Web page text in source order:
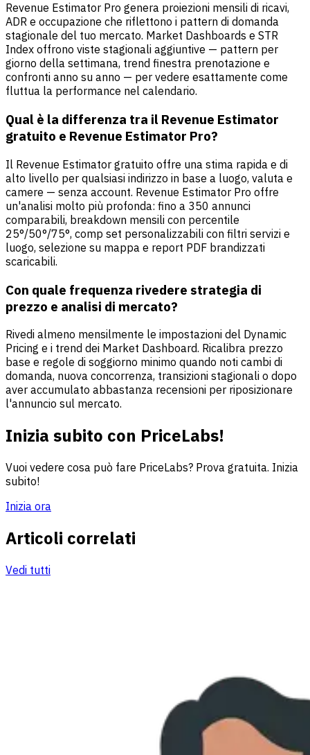
Revenue Estimator Pro genera proiezioni mensili di ricavi,
ADR e occupazione che riflettono i pattern di domanda
stagionale del tuo mercato. Market Dashboards e STR
Index offrono viste stagionali aggiuntive — pattern per
giorno della settimana, trend finestra prenotazione e
confronti anno su anno — per vedere esattamente come
fluttua la performance nel calendario.
Qual è la differenza tra il Revenue Estimator
gratuito e Revenue Estimator Pro?
Il Revenue Estimator gratuito offre una stima rapida e di
alto livello per qualsiasi indirizzo in base a luogo, valuta e
camere — senza account. Revenue Estimator Pro offre
un'analisi molto più profonda: fino a 350 annunci
comparabili, breakdown mensili con percentile
25°/50°/75°, comp set personalizzabili con filtri servizi e
luogo, selezione su mappa e report PDF brandizzati
scaricabili.
Con quale frequenza rivedere strategia di
prezzo e analisi di mercato?
Rivedi almeno mensilmente le impostazioni del Dynamic
Pricing e i trend dei Market Dashboard. Ricalibra prezzo
base e regole di soggiorno minimo quando noti cambi di
domanda, nuova concorrenza, transizioni stagionali o dopo
aver accumulato abbastanza recensioni per riposizionare
l'annuncio sul mercato.
Inizia subito con PriceLabs!
Vuoi vedere cosa può fare PriceLabs? Prova gratuita. Inizia
subito!
Inizia ora
Articoli correlati
Vedi tutti